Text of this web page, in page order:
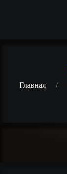
Главная